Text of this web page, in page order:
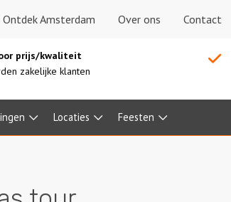
Ontdek Amsterdam Over ons Contact
prijs/kwaliteit
zakelijke klanten
Locaties Feesten